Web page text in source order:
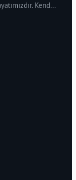
Kend...